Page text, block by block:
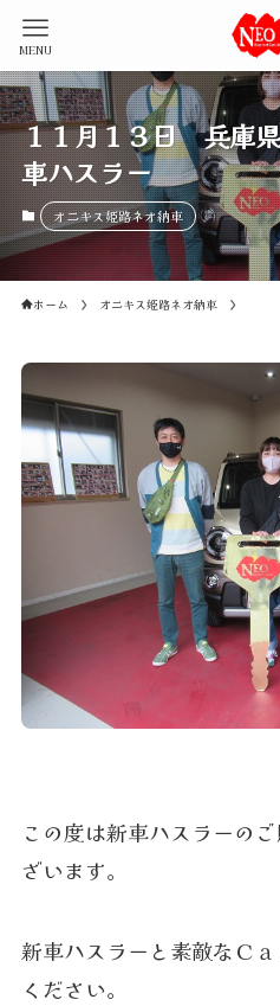
MENU
１１月１３日 兵庫
車ハスラー
オニキス姫路ネオ納車
ホーム オニキス姫路ネオ納車
この度は新車ハスラーの
ざいます。
新車ハスラーと素敵なＣ
ください。